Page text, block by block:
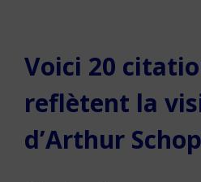
Voici 20
reflètent la
d’Arthur